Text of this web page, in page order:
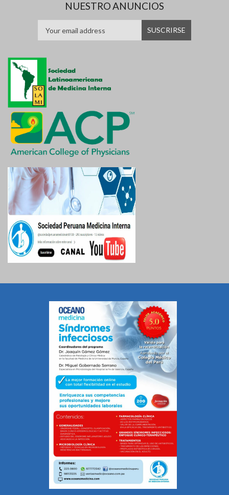
NUESTRO ANUNCIOS